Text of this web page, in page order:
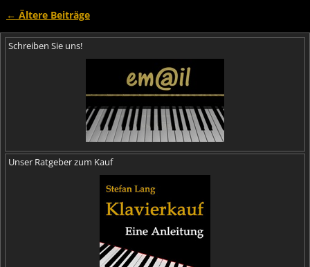
Artikelnavigation
← Ältere Beiträge
Schreiben Sie uns!
Unser Ratgeber zum Kauf